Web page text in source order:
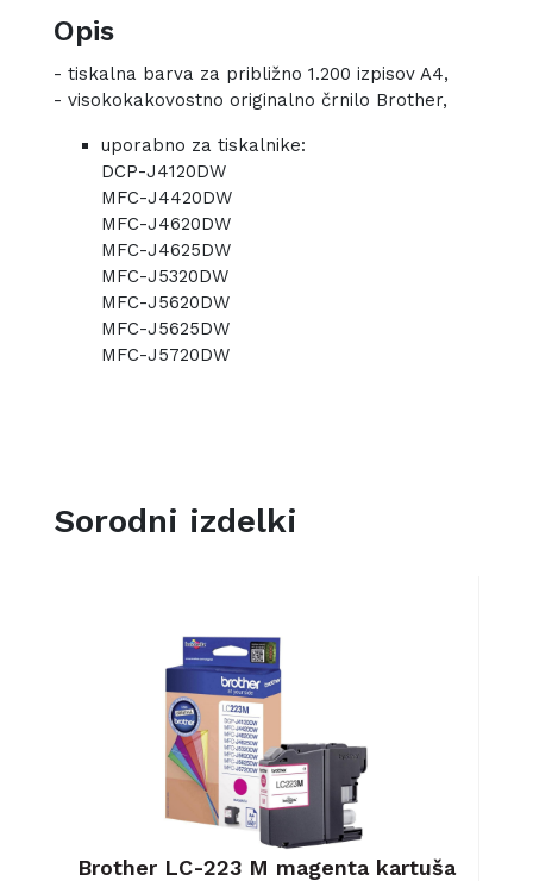
Opis
- tiskalna barva za približno 1.200 izpisov A4,
- visokokakovostno originalno črnilo Brother,
uporabno za tiskalnike:
DCP-J4120DW
MFC-J4420DW
MFC-J4620DW
MFC-J4625DW
MFC-J5320DW
MFC-J5620DW
MFC-J5625DW
MFC-J5720DW
Sorodni izdelki
Brother LC-223 M magenta kartuša